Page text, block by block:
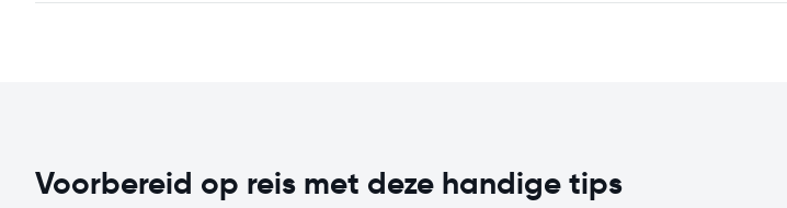
Voorbereid op reis met deze handige tips